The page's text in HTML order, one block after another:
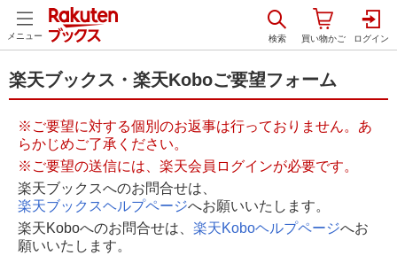
メニュー
楽天ブックス・楽天Koboご要望フォーム
※ご要望に対する個別のお返事は行っておりません。あ
らかじめご了承ください。
※ご要望の送信には、楽天会員ログインが必要です。
楽天ブックスへのお問合せは、
楽天ブックスヘルプページへお願いいたします。
楽天Koboへのお問合せは、 楽天Koboヘルプページへお
願いいたします。